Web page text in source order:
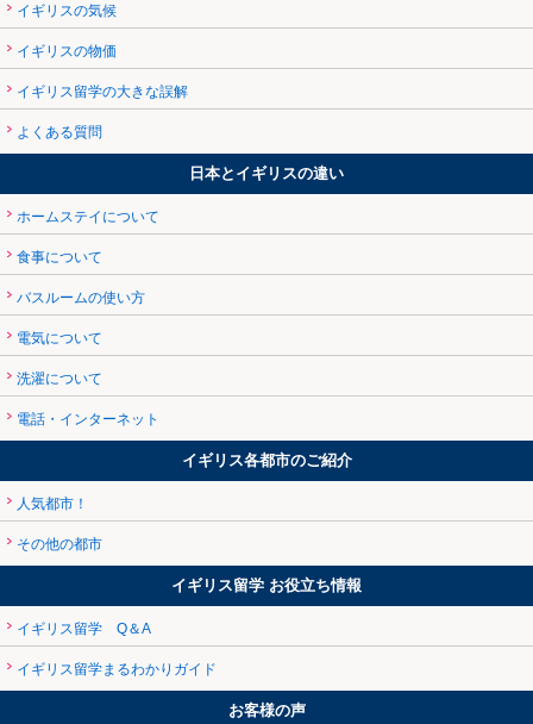
イギリスの気候
イギリスの物価
イギリス留学の大きな誤解
よくある質問
日本とイギリスの違い
ホームステイについて
食事について
バスルームの使い方
電気について
洗濯について
電話・インターネット
イギリス各都市のご紹介
人気都市！
その他の都市
イギリス留学 お役立ち情報
イギリス留学 Q＆A
イギリス留学まるわかりガイド
お客様の声